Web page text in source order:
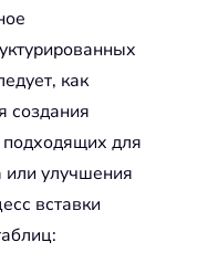
как
создания
для
или улучшения
вставки